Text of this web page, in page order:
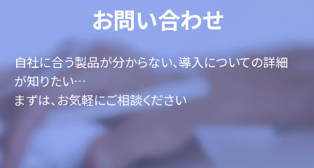
お問い合わせ
自社に合う製品が分からない、導入についての詳細
が知りたい…
まずは、お気軽にご相談ください